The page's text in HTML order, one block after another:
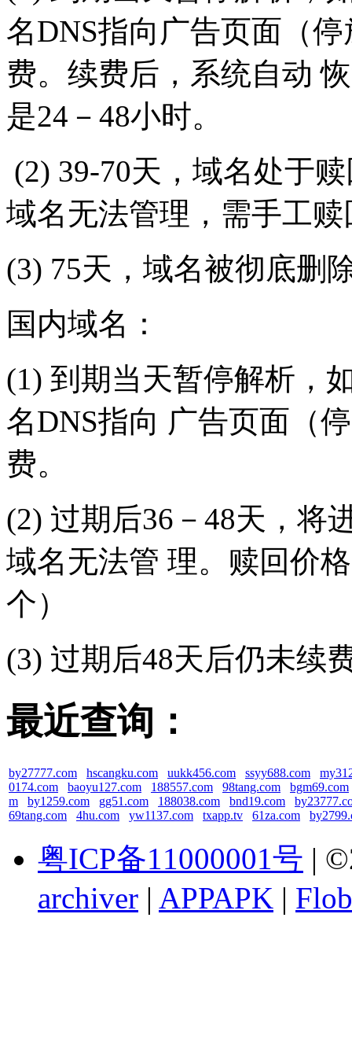
名DNS指向广告页面（
费。续费后，系统自动
是24－48小时。
(2) 39-70天，域名处于
域名无法管理，需手工赎
(3) 75天，域名被彻底删
国内域名：
(1) 到期当天暂停解析，
名DNS指向 广告页面（
费。
(2) 过期后36－48天，将
域名无法管 理。赎回价
个）
(3) 过期后48天后仍未续
最近查询：
by27777.com hscangku.com uukk456.com ssyy688.com
0174.com
baoyu127.com 188557.com 98tang.com
bgm69.com
m
by1259.com gg51.com 188038.com bnd19.com
69tang.com
4hu.com yw1137.com txapp.tv 61za.com
粤ICP备11000001号 |
archiver | APPAPK |